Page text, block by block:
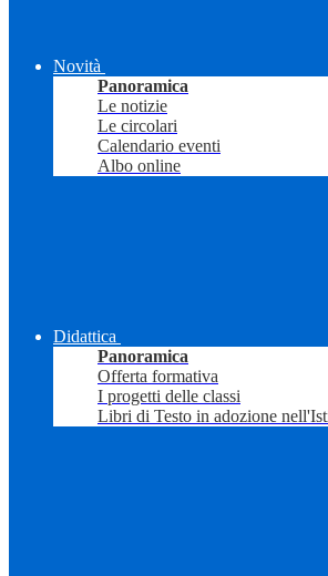
Novità
Panoramica
Le notizie
Le circolari
Calendario eventi
Albo online
Didattica
Panoramica
Offerta formativa
I progetti delle classi
Libri di Testo in adozione